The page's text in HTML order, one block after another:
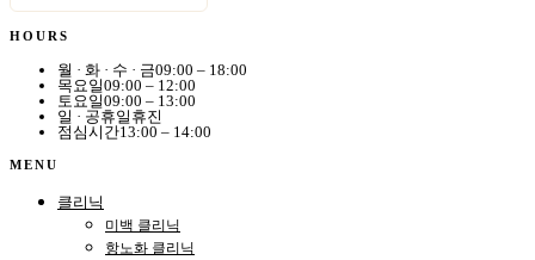
HOURS
월 · 화 · 수 · 금09:00 – 18:00
목요일09:00 – 12:00
토요일09:00 – 13:00
일 · 공휴일 휴진
점심시간13:00 – 14:00
MENU
클리닉
미백 클리닉
항노화 클리닉